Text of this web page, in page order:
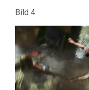
Bild 4